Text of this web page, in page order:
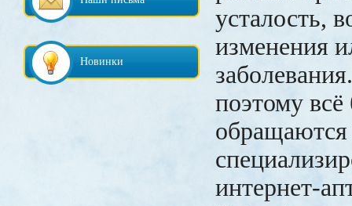
Новинки
усталость,
изменения
поэтому
обращаются
интернет-